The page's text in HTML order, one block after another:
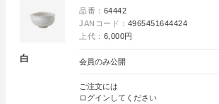
白
品番： 64442
JANコード： 4965451644424
上代： 6,000円
会員のみ公開
ご注文には
ログイン してください